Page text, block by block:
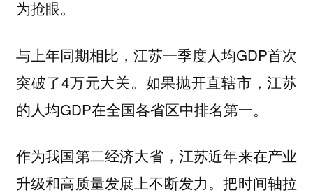
为抢眼。
与上年同期相比，江苏一季度人均GDP首次
突破了4万元大关。如果抛开直辖市，江苏
的人均GDP在全国各省区中排名第一。
作为我国第二经济大省，江苏近年来在产业
升级和高质量发展上不断发力。把时间轴拉